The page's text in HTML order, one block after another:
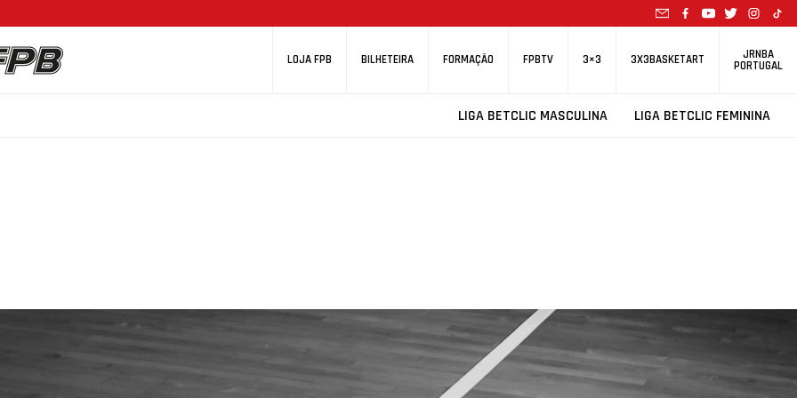
LOJA FPB BILHETEIRA FORMAÇÃO FPBTV 3×3 3X3BASKETART JRNBA
PORTUGAL
LIGA BETCLIC MASCULINA LIGA BETCLIC FEMININA